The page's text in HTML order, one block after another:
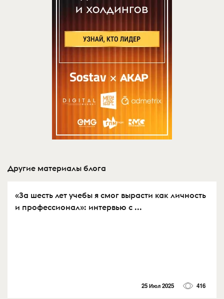
Другие материалы блога
«За шесть лет учебы я смог вырасти как личность
и профессионал»: интервью с ...
25 Июл 2025 416